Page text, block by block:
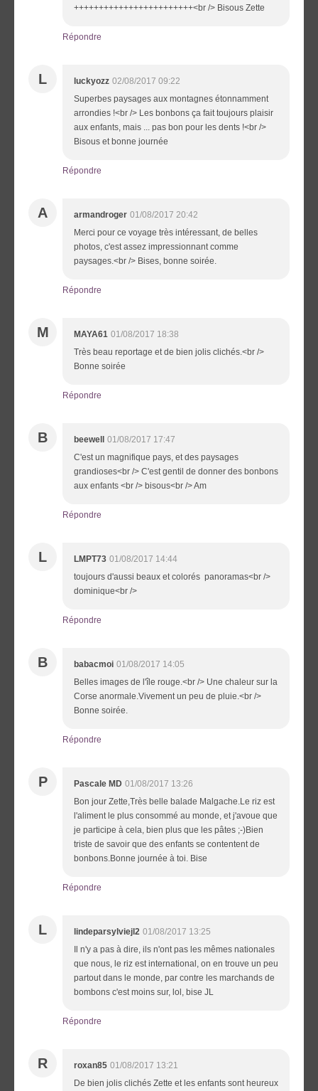
++++++++++++++++++++++++<br /> Bisous Zette
Répondre
L luckyozz 02/08/2017 09:22
Superbes paysages aux montagnes étonnamment
arrondies !<br /> Les bonbons ça fait toujours plaisir
aux enfants, mais ... pas bon pour les dents !<br />
Bisous et bonne journée
Répondre
A armandroger 01/08/2017 20:42
Merci pour ce voyage très intéressant, de belles
photos, c'est assez impressionnant comme
paysages.<br /> Bises, bonne soirée.
Répondre
M MAYA61 01/08/2017 18:38
Très beau reportage et de bien jolis clichés.<br />
Bonne soirée
Répondre
B beewell 01/08/2017 17:47
C'est un magnifique pays, et des paysages
grandioses<br /> C'est gentil de donner des bonbons
aux enfants <br /> bisous<br /> Am
Répondre
L LMPT73 01/08/2017 14:44
toujours d'aussi beaux et colorés panoramas<br />
dominique<br />
Répondre
B babacmoi 01/08/2017 14:05
Belles images de l'île rouge.<br /> Une chaleur sur la
Corse anormale.Vivement un peu de pluie.<br />
Bonne soirée.
Répondre
P Pascale MD 01/08/2017 13:26
Bon jour Zette,Très belle balade Malgache.Le riz est
l'aliment le plus consommé au monde, et j'avoue que
je participe à cela, bien plus que les pâtes ;-)Bien
triste de savoir que des enfants se contentent de
bonbons.Bonne journée à toi. Bise
Répondre
L lindeparsylviejl2 01/08/2017 13:25
Il n'y a pas à dire, ils n'ont pas les mêmes nationales
que nous, le riz est international, on en trouve un peu
partout dans le monde, par contre les marchands de
bombons c'est moins sur, lol, bise JL
Répondre
R roxan85 01/08/2017 13:21
De bien jolis clichés Zette et les enfants sont heureux